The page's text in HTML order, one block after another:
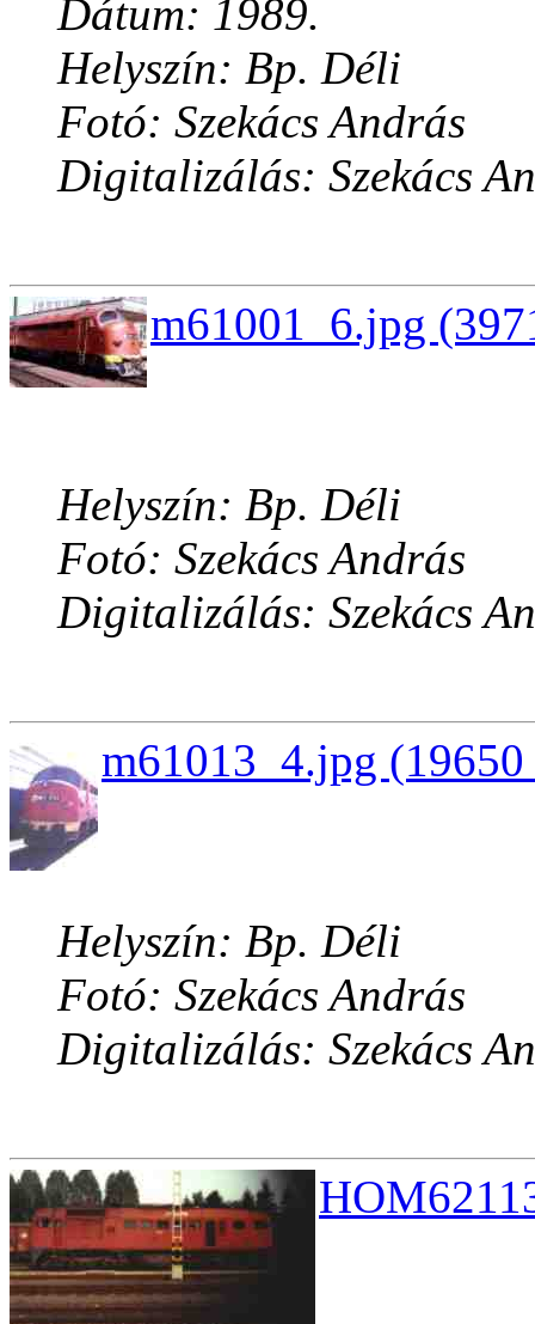
Dátum: 1989.
Helyszín: Bp. Déli
Fotó: Szekács András
Digitalizálás: Szekács
m61001_6.jpg
Helyszín: Bp. Déli
Fotó: Szekács András
Digitalizálás: Szekács
m61013_4.jpg (19650
Helyszín: Bp. Déli
Fotó: Szekács András
Digitalizálás: Szekács